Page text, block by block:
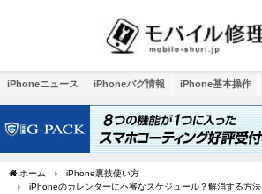
iPhoneニュース iPhoneバグ情報 iPhone基本操作
ホーム
iPhone裏技使い方
iPhoneのカレンダーに不審なスケジュール？解消する方法